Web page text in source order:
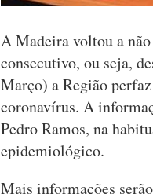
A Madeira voltou a
consecutivo, ou seja,
Março) a Região
coronavírus. A
Pedro Ramos, na
epidemiológico.
Mais informações